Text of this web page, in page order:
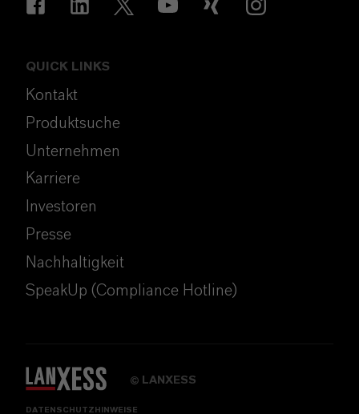
QUICK LINKS
Kontakt
Produktsuche
Unternehmen
Karriere
Investoren
Presse
Nachhaltigkeit
SpeakUp (Compliance Hotline)
© LANXESS
DATENSCHUTZHINWEISE